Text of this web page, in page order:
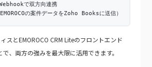
で双方向連携
の案件データをZoho Booksに送信）
スとEMOROCO CRM Liteのフロントエンド
、両方の強みを最大限に活用できます。